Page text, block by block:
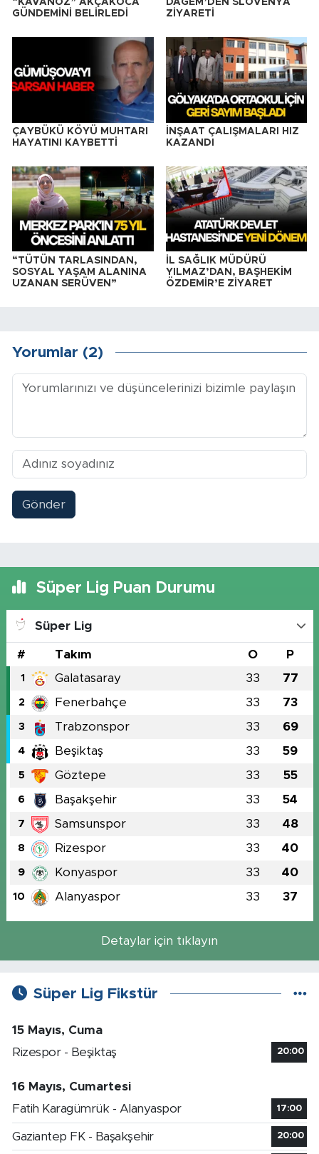
“KAVANOZ” AKÇAKOCA
GÜNDEMİNİ BELİRLEDİ
DAGEM’DEN SLOVENYA
ZİYARETİ
ÇAYBÜKÜ KÖYÜ MUHTARI
HAYATINI KAYBETTİ
İNŞAAT ÇALIŞMALARI HIZ
KAZANDI
“TÜTÜN TARLASINDAN,
SOSYAL YAŞAM ALANINA
UZANAN SERÜVEN”
İL SAĞLIK MÜDÜRÜ
YILMAZ’DAN, BAŞHEKİM
ÖZDEMİR’E ZİYARET
Yorumlar (2)
Gönder
Süper Lig Puan Durumu
Süper Lig
# Takım O P
1 Galatasaray 33 77
2 Fenerbahçe 33 73
3 Trabzonspor 33 69
4 Beşiktaş 33 59
5 Göztepe 33 55
6 Başakşehir 33 54
7 Samsunspor 33 48
8 Rizespor 33 40
9 Konyaspor 33 40
10 Alanyaspor 33 37
Detaylar için tıklayın
Süper Lig Fikstür
15 Mayıs, Cuma
Rizespor - Beşiktaş
20:00
16 Mayıs, Cumartesi
Fatih Karagümrük - Alanyaspor
17:00
Gaziantep FK - Başakşehir 20:00